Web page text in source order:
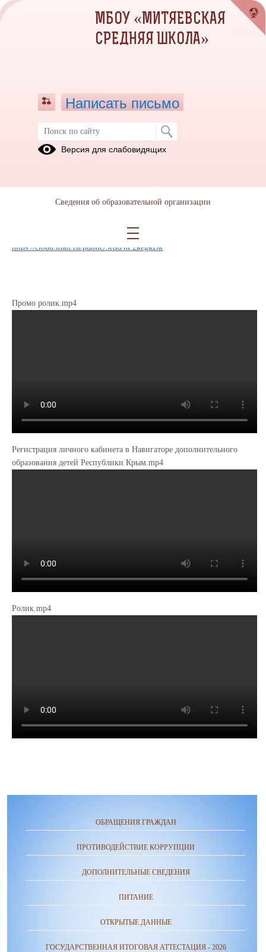
Дополнительное образование
https://р82.навигатор.дети
Видеоролики расположены по ссылке
https://cloud.mail.ru/public/5rdd/hP2kegkDk
Промо ролик.mp4
Регистрация личного кабинета в Навигаторе дополнительного
образования детей Республики Крым.mp4
Ролик.mp4
ОБРАЩЕНИЯ ГРАЖДАН
ПРОТИВОДЕЙСТВИЕ КОРРУПЦИИ
ДОПОЛНИТЕЛЬНЫЕ СВЕДЕНИЯ
ПИТАНИЕ
ОТКРЫТЫЕ ДАННЫЕ
ГОСУДАРСТВЕННАЯ ИТОГОВАЯ АТТЕСТАЦИЯ - 2026
МБОУ «МИТЯЕВСКАЯ
СРЕДНЯЯ ШКОЛА»
Написать письмо
Версия для слабовидящих
Сведения об образовательной организации